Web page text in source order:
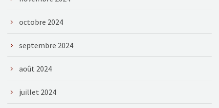
octobre 2024
septembre 2024
août 2024
juillet 2024